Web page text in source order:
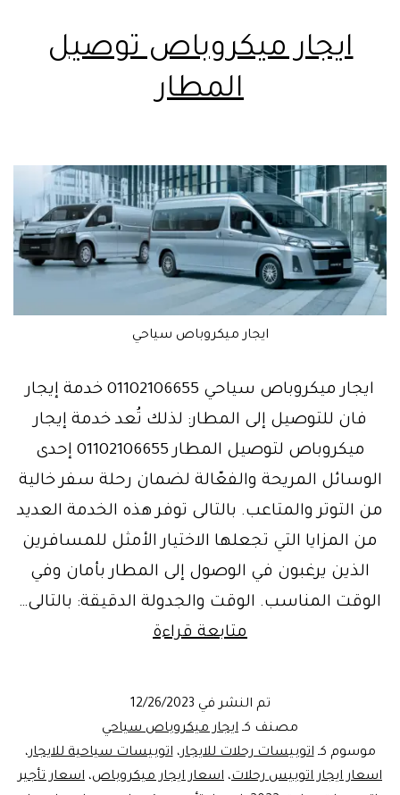
ايجار ميكروباص توصيل
المطار
ايجار ميكروباص سياحي
ايجار ميكروباص سياحي 01102106655 خدمة إيجار
فان للتوصيل إلى المطار: لذلك تُعد خدمة إيجار
ميكروباص لتوصيل المطار 01102106655 إحدى
الوسائل المريحة والفعّالة لضمان رحلة سفر خالية
من التوتر والمتاعب. بالتالى توفر هذه الخدمة العديد
من المزايا التي تجعلها الاختيار الأمثل للمسافرين
الذين يرغبون في الوصول إلى المطار بأمان وفي
الوقت المناسب. الوقت والجدولة الدقيقة: بالتالى…
متابعة قراءةايجار
توصيل
المطار
تم النشر في 12/26/2023
مصنف كـ ايجار ميكروباص سياحي
موسوم كـاتوبيسات رحلات للايجار،اتوبيسات سياحية للايجار،
اسعار ايجار اتوبيس رحلات، اسعار ايجار ميكروباص، اسعار تأجير